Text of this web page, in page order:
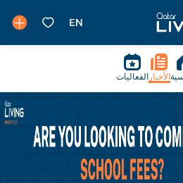
الأخبار الفعاليات